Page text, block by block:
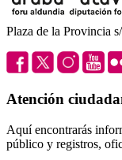
Plaza de la Provincia
Atención
Aquí encontrarás
público y registros,